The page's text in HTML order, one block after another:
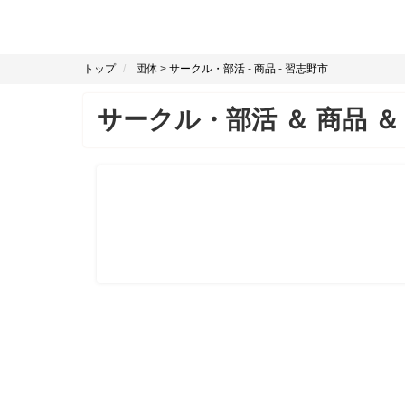
トップ 団体 > サークル・部活 - 商品 - 習志野市
サークル・部活＆ 商品